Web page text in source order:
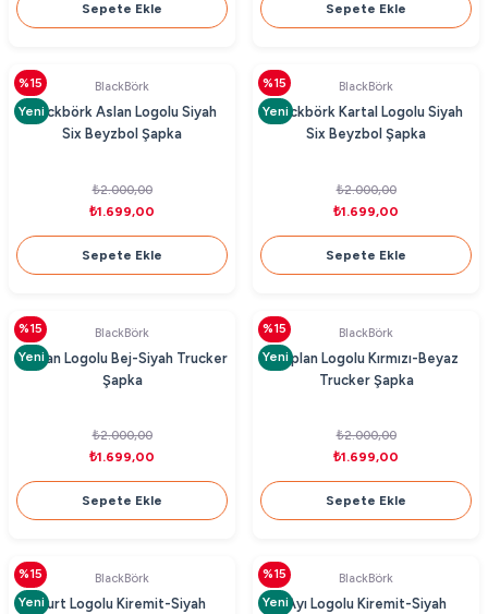
Sepete Ekle Sepete Ekle
%15
Yeni
BlackBörk
Blackbörk Aslan Logolu Siyah
Six Beyzbol Şapka
₺2.000,00
₺1.699,00
Sepete Ekle
%15
Yeni
BlackBörk
Blackbörk Kartal Logolu Siyah
Six Beyzbol Şapka
₺2.000,00
₺1.699,00
Sepete Ekle
%15
Yeni
BlackBörk
Kaplan Logolu Bej-Siyah Trucker
Şapka
₺2.000,00
₺1.699,00
Sepete Ekle
%15
Yeni
BlackBörk
Kaplan Logolu Kırmızı-Beyaz
Trucker Şapka
₺2.000,00
₺1.699,00
Sepete Ekle
%15
Yeni
BlackBörk
Kurt Logolu Kiremit-Siyah
%15
Yeni
BlackBörk
Ayı Logolu Kiremit-Siyah